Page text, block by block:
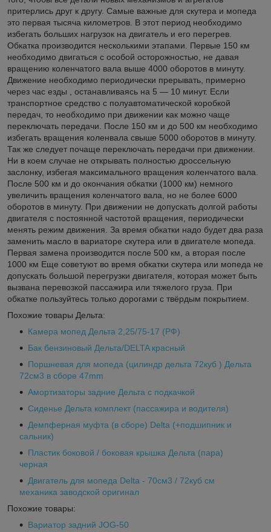
притерлись друг к другу. Самые важные для скутера и мопеда
это первая тысяча километров. В этот период необходимо
избегать больших нагрузок на двигатель и его перегрев.
Обкатка производится несколькими этапами. Первые 150 км
необходимо двигаться с особой осторожностью, не давая
вращению коленчатого вала выше 4000 оборотов в минуту.
Движение необходимо периодически прерывать, примерно
через час езды , останавливаясь на 5 — 10 минут. Если
транспортное средство с полуавтоматической коробкой
передач, то необходимо при движении как можно чаще
переключать передачи. После 150 км и до 500 км необходимо
избегать вращения коленвала свыше 5000 оборотов в минуту.
Так же следует почаще переключать передачи при движении.
Ни в коем случае не открывать полностью дроссельную
заслонку, избегая максимального вращения коленчатого вала.
После 500 км и до окончания обкатки (1000 км) немного
увеличить вращения коленчатого вала, но не более 6000
оборотов в минуту. При движении не допускать долгой работы
двигателя с постоянной частотой вращения, периодически
менять режим движения. За время обкатки надо будет два раза
заменить масло в вариаторе скутера или в двигателе мопеда.
Первая замена производится после 500 км, а вторая после
1000 км Еще советуют во время обкатки скутера или мопеда не
допускать большой перегрузки двигателя, которая может быть
вызвана перевозкой пассажира или тяжелого груза. При
обкатке пользуйтесь только дорогами с твёрдым покрытием.
Похожие товары Дельта:
Камера мопед Дельта 2,25/75-17 (РФ)
Бак бензиновый Дельта/DELTA красный
Поршневая для мопеда (цилиндр дельта 72куб ) Дельта
72см3 в сборе 47mm
Амортизаторы задние Дельта с подкачкой
Сиденье Дельта комплект (пассажира и водителя)
Демпферная муфта (в сборе) Delta (+подшипник и
сальник)
Пластик боковой / боковая крышка Дельта (пара)
черная
Двигатель для мопеда Delta - 70см3 / 72куб см
механика заводской оригинал
Похожие товары:
Вариатор задний JOG-50